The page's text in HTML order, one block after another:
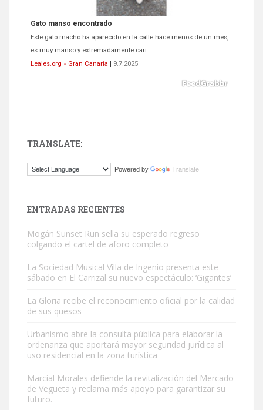
Gato manso encontrado
Este gato macho ha aparecido en la calle hace menos de un mes,
es muy manso y extremadamente cari...
Leales.org » Gran Canaria
9.7.2025
Busco adopción responsable para mi perra. Pastor alemán,
PERRO MACHO RAZA SHIBA CON MICROCHIP PERDIDO HOY
Leales.org » Gran Canaria | 6.7.2025
TRANSLATE:
Powered by Translate
ENTRADAS RECIENTES
Mogán Sunset Run sella su esperado regreso
colgando el cartel de aforo completo
La Sociedad Musical Villa de Ingenio presenta este
sábado en El Carrizal su nuevo espectáculo: ‘Gigantes’
La Gloria recibe el reconocimiento oficial por la calidad
de sus quesos
Urbanismo abre la consulta pública para elaborar la
ordenanza que aportará mayor seguridad jurídica al
uso residencial en la zona turística
Marcial Morales defiende la revitalización del Mercado
de Vegueta y reclama más apoyo para garantizar su
futuro.